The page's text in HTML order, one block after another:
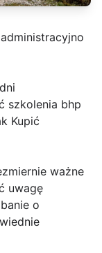
szkolenia bhp
Kupić
ważne
uwagę
o